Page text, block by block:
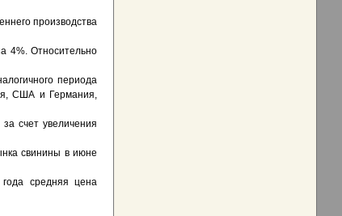
производства
4%. Относительно
периода
США и Германия,
счет увеличения
свинины в июне
средняя цена